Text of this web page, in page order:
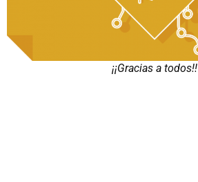
¡¡Gracias a todos!!